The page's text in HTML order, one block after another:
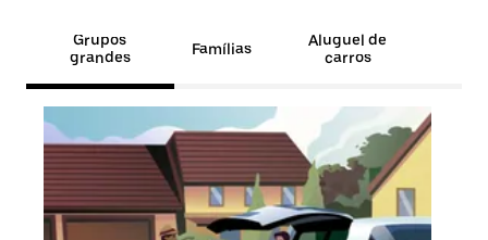
Grupos
grandes
Famílias
Aluguel de
carros